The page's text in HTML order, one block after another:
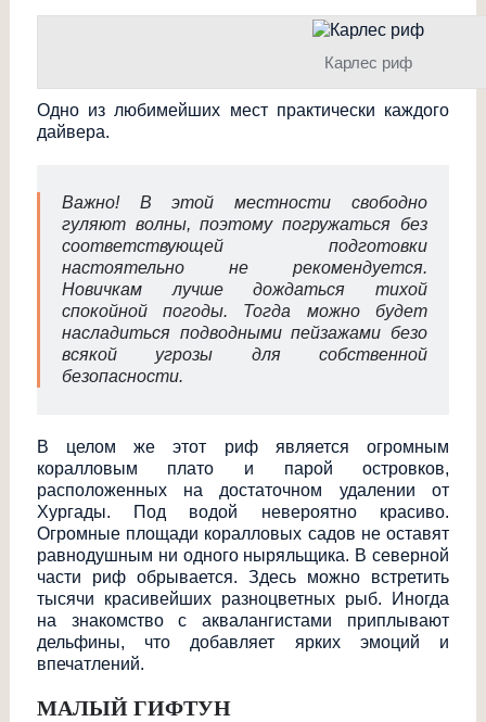
Карлес риф
Одно из любимейших мест практически каждого
дайвера.
Важно! В этой местности свободно
гуляют волны, поэтому погружаться без
соответствующей подготовки
настоятельно не рекомендуется.
Новичкам лучше дождаться тихой
спокойной погоды. Тогда можно будет
насладиться подводными пейзажами безо
всякой угрозы для собственной
безопасности.
В целом же этот риф является огромным
коралловым плато и парой островков,
расположенных на достаточном удалении от
Хургады. Под водой невероятно красиво.
Огромные площади коралловых садов не оставят
равнодушным ни одного ныряльщика. В северной
части риф обрывается. Здесь можно встретить
тысячи красивейших разноцветных рыб. Иногда
на знакомство с аквалангистами приплывают
дельфины, что добавляет ярких эмоций и
впечатлений.
МАЛЫЙ ГИФТУН